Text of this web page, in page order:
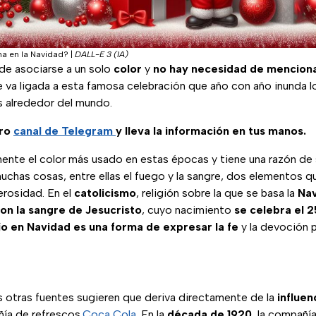
en la Navidad? DALL-E 3 (IA)
asociarse a un solo color y no hay necesidad de
va ligada a esta famosa celebración que año con año inunda
alrededor del mundo.
canal de Telegram y lleva la información en tus manos.
el color más usado en estas épocas y tiene una razón
cosas, entre ellas el fuego y la sangre, dos elementos
En el catolicismo, religión sobre la que se basa la
la sangre de Jesucristo, cuyo nacimiento se celebra el
en Navidad es una forma de expresar la fe y la devoción
otras fuentes sugieren que deriva directamente de la